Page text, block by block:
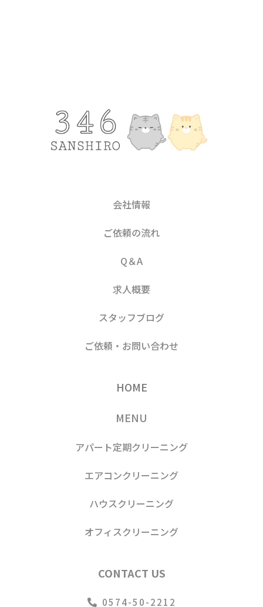
会社情報
ご依頼の流れ
Q＆A
求人概要
スタッフブログ
ご依頼・お問い合わせ
HOME
MENU
アパート定期クリーニング
エアコンクリーニング
ハウスクリーニング
オフィスクリーニング
CONTACT US
0574-50-2212